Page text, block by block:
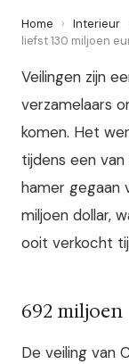
Home › Interieur
liefst 130 miljoen
Veilingen zijn
verzamelaars
komen. Het
tijdens een van
hamer gegaan
miljoen dollar,
ooit verkocht
692 miljoen
De veiling van